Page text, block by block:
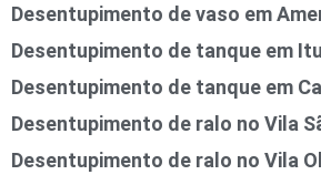
Desentupimento de vaso em
Desentupimento de tanque em
Desentupimento de tanque em
Desentupimento de ralo no Vila
Desentupimento de ralo no Vila